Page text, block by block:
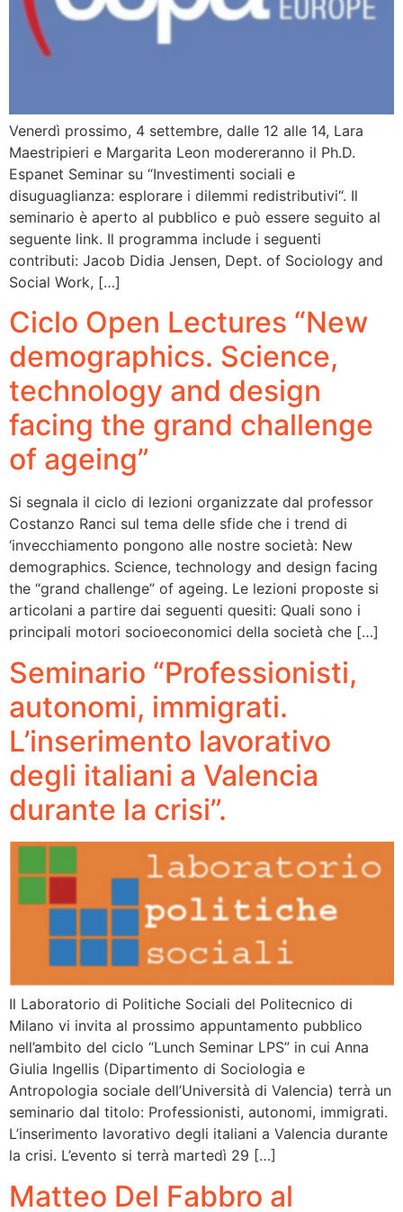
Venerdì prossimo, 4 settembre, dalle 12 alle 14, Lara
Maestripieri e Margarita Leon modereranno il Ph.D.
Espanet Seminar su “Investimenti sociali e
disuguaglianza: esplorare i dilemmi redistributivi“. Il
seminario è aperto al pubblico e può essere seguito al
seguente link. Il programma include i seguenti
contributi: Jacob Didia Jensen, Dept. of Sociology and
Social Work, […]
Ciclo Open Lectures “New
demographics. Science,
technology and design
facing the grand challenge
of ageing”
Si segnala il ciclo di lezioni organizzate dal professor
Costanzo Ranci sul tema delle sfide che i trend di
‘invecchiamento pongono alle nostre società: New
demographics. Science, technology and design facing
the “grand challenge” of ageing. Le lezioni proposte si
articolani a partire dai seguenti quesiti: Quali sono i
principali motori socioeconomici della società che […]
Seminario “Professionisti,
autonomi, immigrati.
L’inserimento lavorativo
degli italiani a Valencia
durante la crisi”.
Il Laboratorio di Politiche Sociali del Politecnico di
Milano vi invita al prossimo appuntamento pubblico
nell’ambito del ciclo “Lunch Seminar LPS” in cui Anna
Giulia Ingellis (Dipartimento di Sociologia e
Antropologia sociale dell’Università di Valencia) terrà un
seminario dal titolo: Professionisti, autonomi, immigrati.
L’inserimento lavorativo degli italiani a Valencia durante
la crisi. L’evento si terrà martedì 29 […]
Matteo Del Fabbro al